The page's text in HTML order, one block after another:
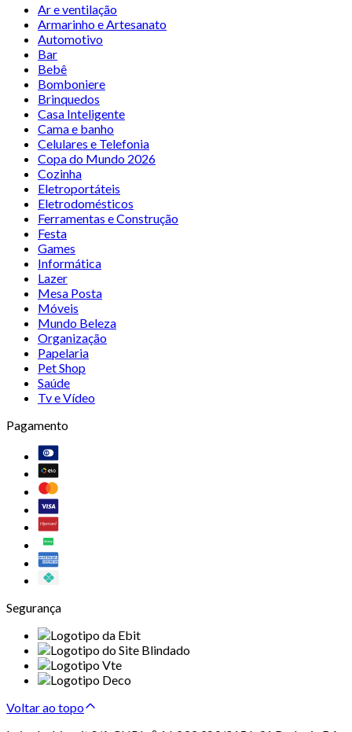
Ar e ventilação
Armarinho e Artesanato
Automotivo
Bar
Bebê
Bomboniere
Brinquedos
Casa Inteligente
Cama e banho
Celulares e Telefonia
Copa do Mundo 2026
Cozinha
Eletroportáteis
Eletrodomésticos
Ferramentas e Construção
Festa
Games
Informática
Lazer
Mesa Posta
Móveis
Mundo Beleza
Organização
Papelaria
Pet Shop
Saúde
Tv e Vídeo
Pagamento
Segurança
Voltar ao topo